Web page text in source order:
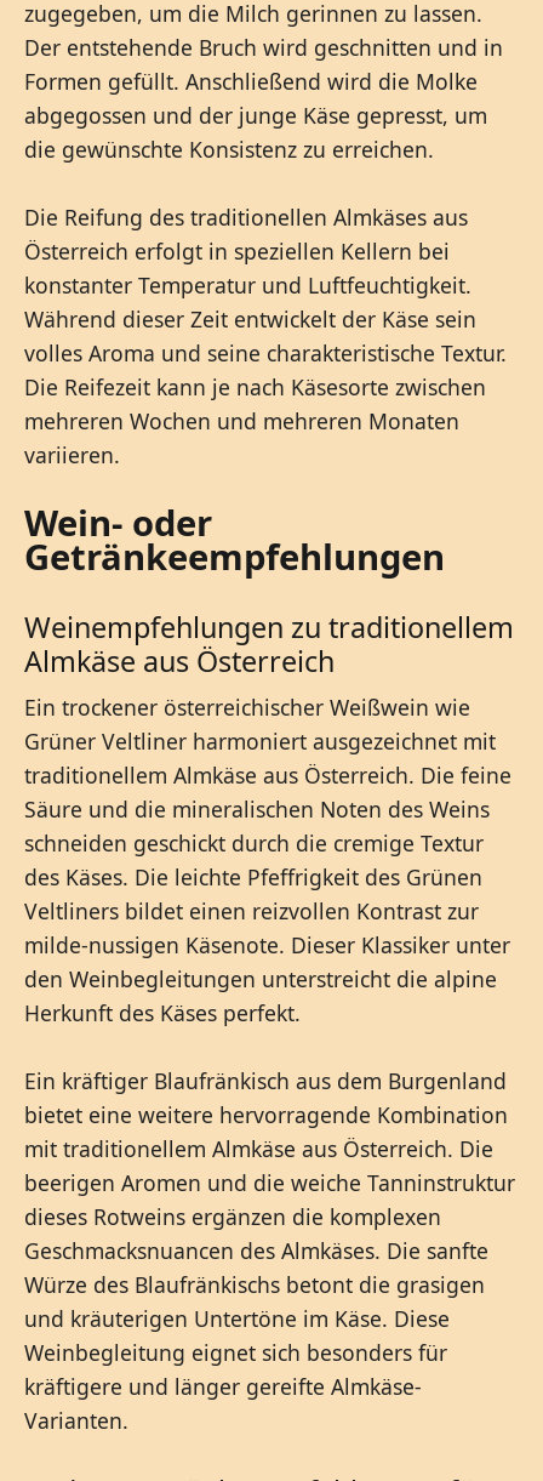
zugegeben, um die Milch gerinnen zu lassen.
Der entstehende Bruch wird geschnitten und in
Formen gefüllt. Anschließend wird die Molke
abgegossen und der junge Käse gepresst, um
die gewünschte Konsistenz zu erreichen.
Die Reifung des traditionellen Almkäses aus
Österreich erfolgt in speziellen Kellern bei
konstanter Temperatur und Luftfeuchtigkeit.
Während dieser Zeit entwickelt der Käse sein
volles Aroma und seine charakteristische Textur.
Die Reifezeit kann je nach Käsesorte zwischen
mehreren Wochen und mehreren Monaten
variieren.
Wein- oder
Getränkeempfehlungen
Weinempfehlungen zu traditionellem
Almkäse aus Österreich
Ein trockener österreichischer Weißwein wie
Grüner Veltliner harmoniert ausgezeichnet mit
traditionellem Almkäse aus Österreich. Die feine
Säure und die mineralischen Noten des Weins
schneiden geschickt durch die cremige Textur
des Käses. Die leichte Pfeffrigkeit des Grünen
Veltliners bildet einen reizvollen Kontrast zur
milde-nussigen Käsenote. Dieser Klassiker unter
den Weinbegleitungen unterstreicht die alpine
Herkunft des Käses perfekt.
Ein kräftiger Blaufränkisch aus dem Burgenland
bietet eine weitere hervorragende Kombination
mit traditionellem Almkäse aus Österreich. Die
beerigen Aromen und die weiche Tanninstruktur
dieses Rotweins ergänzen die komplexen
Geschmacksnuancen des Almkäses. Die sanfte
Würze des Blaufränkischs betont die grasigen
und kräuterigen Untertöne im Käse. Diese
Weinbegleitung eignet sich besonders für
kräftigere und länger gereifte Almkäse-
Varianten.